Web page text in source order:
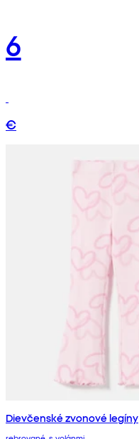
6
€
Dievčenské zvonové legíny